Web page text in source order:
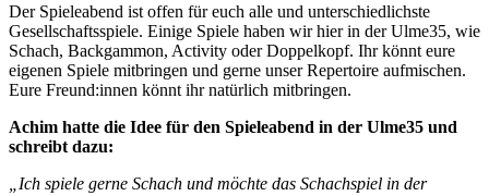
Der Spieleabend ist offen für euch alle und unterschiedlichste
Gesellschaftsspiele. Einige Spiele haben wir hier in der Ulme35, wie
Schach, Backgammon, Activity oder Doppelkopf. Ihr könnt eure
eigenen Spiele mitbringen und gerne unser Repertoire aufmischen.
Eure Freund:innen könnt ihr natürlich mitbringen.
Achim hatte die Idee für den Spieleabend in der Ulme35 und
schreibt dazu:
„Ich spiele gerne Schach und möchte das Schachspiel in der